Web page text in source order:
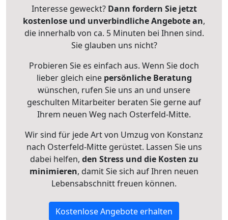
Interesse geweckt? Dann fordern Sie jetzt
kostenlose und unverbindliche Angebote an,
die innerhalb von ca. 5 Minuten bei Ihnen sind.
Sie glauben uns nicht?
Probieren Sie es einfach aus. Wenn Sie doch
lieber gleich eine persönliche Beratung
wünschen, rufen Sie uns an und unsere
geschulten Mitarbeiter beraten Sie gerne auf
Ihrem neuen Weg nach Osterfeld-Mitte.
Wir sind für jede Art von Umzug von Konstanz
nach Osterfeld-Mitte gerüstet. Lassen Sie uns
dabei helfen, den Stress und die Kosten zu
minimieren, damit Sie sich auf Ihren neuen
Lebensabschnitt freuen können.
Kostenlose Angebote erhalten